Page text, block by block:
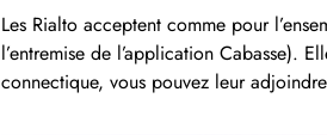
Les Rialto acceptent comme pour
l’entremise de l’application Cabasse).
connectique, vous pouvez leur